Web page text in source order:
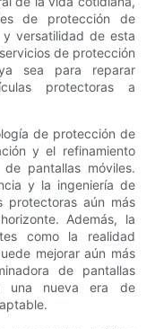
de protección de
versatilidad de esta
de protección
sea para reparar
protectoras a
de protección de
y el refinamiento
pantallas móviles.
y la ingeniería de
protectoras aún más
Además, la
como la realidad
mejorar aún más
de pantallas
una nueva era de